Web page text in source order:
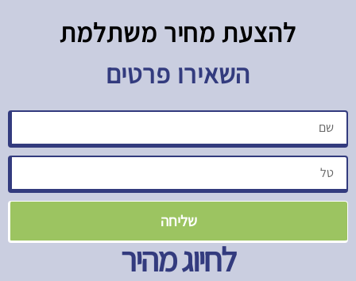
להצעת מחיר משתלמת​
השאירו פרטים
שליחה
לחיוג מהיר